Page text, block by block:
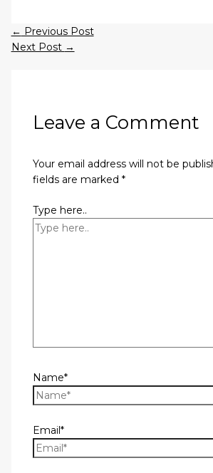
← Previous Post
Next Post →
Leave a Comment
Your email address will not be
fields are marked *
Type here..
Name*
Email*